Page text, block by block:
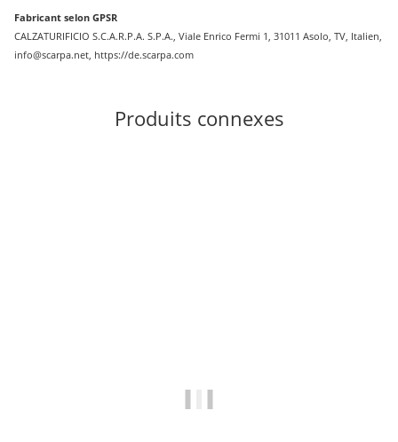
Fabricant selon GPSR
CALZATURIFICIO S.C.A.R.P.A. S.P.A., Viale Enrico Fermi 1, 31011 Asolo, TV, Italien,
info@scarpa.net, https://de.scarpa.com
Produits connexes